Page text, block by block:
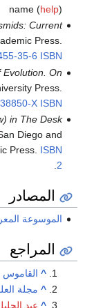
name (help)
Current
Press.
ISBN
35-6
On
Press.
ISBN
X
in The Desk
San Diego and
Press. ISBN
2
المصادر
الموسوعة
المراجع
^ القاموس
^ مجلة
^ عبد